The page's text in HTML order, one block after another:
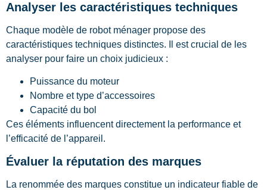
Analyser les caractéristiques techniques
Chaque modèle de robot ménager propose des
caractéristiques techniques distinctes. Il est crucial de les
analyser pour faire un choix judicieux :
Puissance du moteur
Nombre et type d’accessoires
Capacité du bol
Ces éléments influencent directement la performance et
l’efficacité de l’appareil.
Évaluer la réputation des marques
La renommée des marques constitue un indicateur fiable de